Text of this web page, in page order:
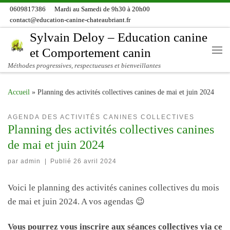
Skip to content
0609817386
Mardi au Samedi de 9h30 à 20h00
contact@education-canine-chateaubriant.fr
Sylvain Deloy – Education canine
et Comportement canin
Méthodes progressives, respectueuses et bienveillantes
Accueil » Planning des activités collectives canines de mai et juin 2024
AGENDA DES ACTIVITÉS CANINES COLLECTIVES
Planning des activités collectives canines
de mai et juin 2024
par admin Publié26 avril 2024
Voici le planning des activités canines collectives du mois
de mai et juin 2024. A vos agendas 😉
Vous pourrez vous inscrire aux séances collectives via ce